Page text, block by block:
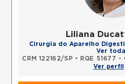
Liliana
Cirurgia do Aparelho
Ver
CRM 122162/SP •
RQE 51677 -
Ver perfil